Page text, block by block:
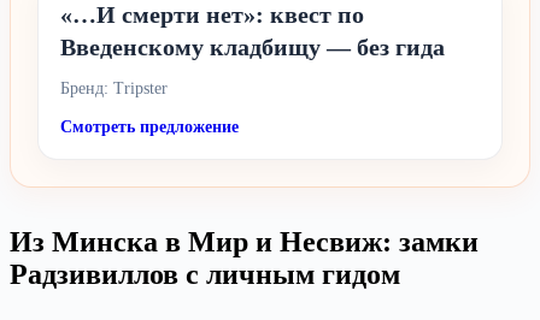
«…И смерти нет»: квест по
Введенскому кладбищу — без гида
Бренд: Tripster
Смотреть предложение
Из Минска в Мир и Несвиж: замки
Радзивиллов с личным гидом